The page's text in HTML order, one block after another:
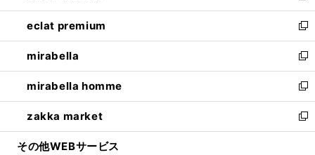
開
く
ウ
で
開
く
ン
ド
ウ
で
開
く
ウ
ィ
ン
ド
ウ
で
開
く
し
い
ウ
ィ
ン
ド
ウ
で
開
eclat premium
新
し
い
ウ
ィ
ン
ド
ウ
mirabella
新
し
い
ウ
ィ
ン
mirabella homme
新
し
い
ウ
zakka market
新
し
その他WEBサービス